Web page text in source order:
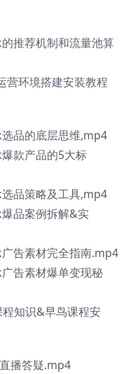
推荐机制和流量池算
营环境搭建安装教程
选品的底层思维,mp4
款产品的5大标
选品策略及工具,mp4
爆品案例拆解&实
广告素材完全指南.mp4
告素材爆单变现秘
程知识&早鸟课程安
播答疑.mp4